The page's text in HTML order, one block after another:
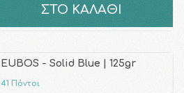
ΣΤΟ ΚΑΛΑΘΙ
EUBOS - Solid Blue | 125gr
41 Πόντοι